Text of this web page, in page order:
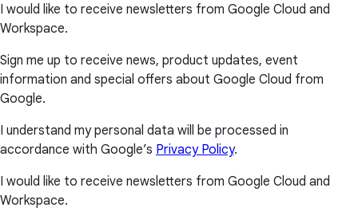
I would like to receive newsletters from Google Cloud and
Workspace.
Sign me up to receive news, product updates, event
information and special offers about Google Cloud from
Google.
I understand my personal data will be processed in
accordance with Google’s Privacy Policy.
I would like to receive newsletters from Google Cloud and
Workspace.